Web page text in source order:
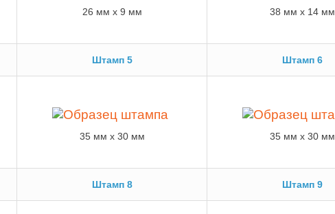
26 мм x 9 мм 38 мм x 14 мм
Штамп 5 Штамп 6
35 мм x 30 мм 35 мм x 30 мм
Штамп 8 Штамп 9